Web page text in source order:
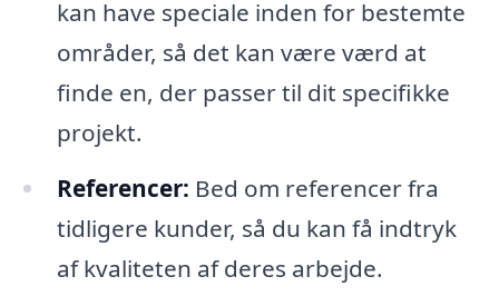
kan have speciale inden for bestemte
områder, så det kan være værd at
finde en, der passer til dit specifikke
projekt.
Referencer: Bed om referencer fra
tidligere kunder, så du kan få indtryk
af kvaliteten af deres arbejde.